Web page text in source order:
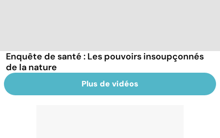
Enquête de santé : Les pouvoirs insoupçonnés
de la nature
Plus de vidéos